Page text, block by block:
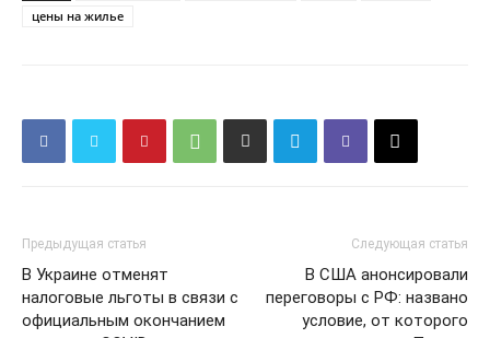
цены на жилье
Предыдущая статья
В Украине отменят
налоговые льготы в связи с
официальным окончанием
Следующая статья
В США анонсировали
переговоры с РФ: названо
условие, от которого